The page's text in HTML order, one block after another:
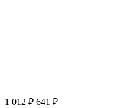
1 012 ₽ 641 ₽